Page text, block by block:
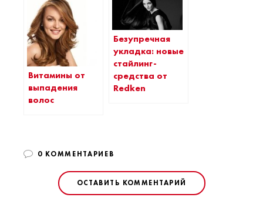
Витамины от
выпадения
волос
Безупречная
укладка: новые
стайлинг-
средства от
Redken
0 КОММЕНТАРИЕВ
ОСТАВИТЬ КОММЕНТАРИЙ